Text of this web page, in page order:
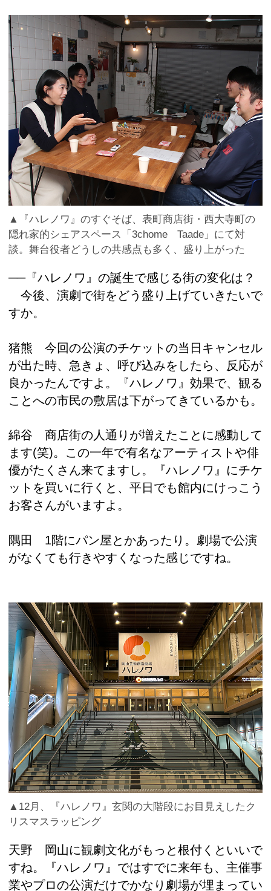
▲『ハレノワ』のすぐそば、表町商店街・西大寺町の
隠れ家的シェアスペース「3chome Taade」にて対
談。舞台役者どうしの共感点も多く、盛り上がった
──『ハレノワ』の誕生で感じる街の変化は？
今後、演劇で街をどう盛り上げていきたいで
すか。
猪熊 今回の公演のチケットの当日キャンセル
が出た時、急きょ、呼び込みをしたら、反応が
良かったんですよ。『ハレノワ』効果で、観る
ことへの市民の敷居は下がってきているかも。
綿谷 商店街の人通りが増えたことに感動して
ます(笑)。この一年で有名なアーティストや俳
優がたくさん来てますし。『ハレノワ』にチケ
ットを買いに行くと、平日でも館内にけっこう
お客さんがいますよ。
隅田 1階にパン屋とかあったり。劇場で公演
がなくても行きやすくなった感じですね。
▲12月、『ハレノワ』玄関の大階段にお目見えしたク
リスマスラッピング
天野 岡山に観劇文化がもっと根付くといいで
すね。『ハレノワ』ではすでに来年も、主催事
業やプロの公演だけでかなり劇場が埋まってい